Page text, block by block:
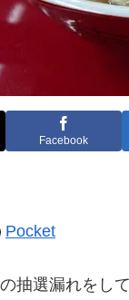
Facebook
Pocket
抽選漏れをして